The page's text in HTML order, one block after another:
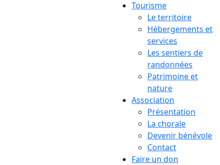
Tourisme
Le territoire
Hébergements et
services
Les sentiers de
randonnées
Patrimoine et
nature
Association
Présentation
La chorale
Devenir bénévole
Contact
Faire un don